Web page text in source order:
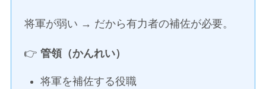
将軍が弱い → だから有力者の補佐が必要。
👉管領（かんれい）
将軍を補佐する役職